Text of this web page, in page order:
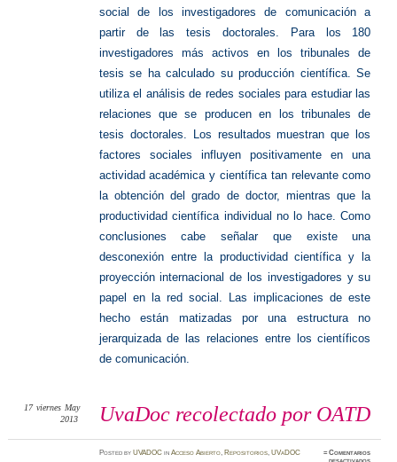
social de los investigadores de comunicación a
partir de las tesis doctorales. Para los 180
investigadores más activos en los tribunales de
tesis se ha calculado su producción científica. Se
utiliza el análisis de redes sociales para estudiar las
relaciones que se producen en los tribunales de
tesis doctorales. Los resultados muestran que los
factores sociales influyen positivamente en una
actividad académica y científica tan relevante como
la obtención del grado de doctor, mientras que la
productividad científica individual no lo hace. Como
conclusiones cabe señalar que existe una
desconexión entre la productividad científica y la
proyección internacional de los investigadores y su
papel en la red social. Las implicaciones de este
hecho están matizadas por una estructura no
jerarquizada de las relaciones entre los científicos
de comunicación.
UvaDoc recolectado por OATD
17 viernes May
2013
PostedbyUVADOC inAcceso Abierto, Repositorios,UVaDOC ≈Comentarios
en